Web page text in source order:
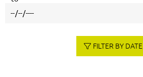
FILTER BY DATE